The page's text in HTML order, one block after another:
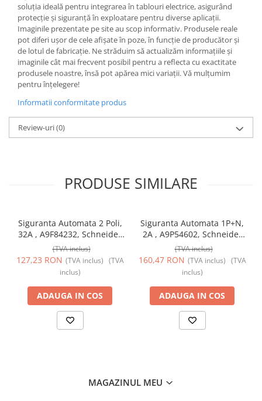
soluția ideală pentru integrarea în tablouri electrice, asigurând
protecție și siguranță în exploatare pentru diverse aplicații.
Imaginile prezentate pe site au scop informativ. Produsele reale
pot diferi ușor de cele afișate în poze, în funcție de producător și
de lotul de fabricație. Ne străduim să actualizăm informațiile și
imaginile cât mai frecvent posibil pentru a reflecta cu exactitate
produsele noastre, însă pot apărea mici variații. Vă mulțumim
pentru înțelegere!
Informatii conformitate produs
Review-uri(0)
PRODUSE SIMILARE
Siguranta Automata 2 Poli,
32A , A9F84232, Schneider
Electric
(TVA inclus)
127,23 RON (TVA inclus) (TVA
inclus)
ADAUGA IN COS
Siguranta Automata 1P+N,
2A , A9P54602, Schneider
Electric
(TVA inclus)
160,47 RON (TVA inclus) (TVA
inclus)
ADAUGA IN COS
MAGAZINUL MEU